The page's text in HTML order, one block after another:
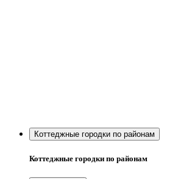
Коттеджные городки по районам
Коттеджные городки по районам